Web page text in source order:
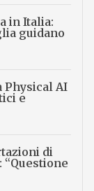
in Italia:
guidano
Physical AI
e
di